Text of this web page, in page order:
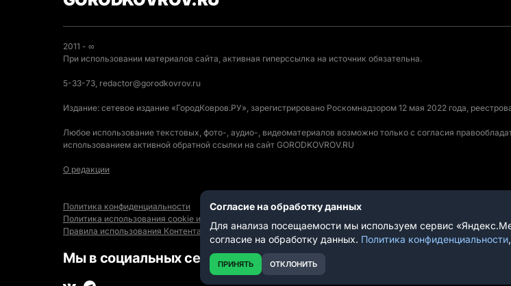
2011 - ∞
При использовании материалов сайта, активная гиперссылка на источник обязательна.
5-33-73, redactor@gorodkovrov.ru
Издание: сетевое издание «ГородКовров.РУ», зарегистрировано Роскомнадзором 12 мая 2022 года,
Любое использование текстовых, фото-, аудио-, видеоматериалов возможно только с согласия
использованием активной обратной ссылки на сайт GORODKOVROV.RU
О редакции
Политика конфиденциальности
Политика использования cookie и автоматического логирования
Правила использования Контента
Мы в социальных сетях:
Согласие на обработку данных
Для анализа посещаемости мы используем сервис
согласие на обработку данных. Политика конфиденциальности,
ПРИНЯТЬ ОТКЛОНИТЬ